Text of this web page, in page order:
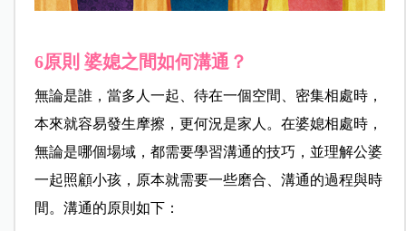
6原則 婆媳之間如何溝通？
無論是誰，當多人一起、待在一個空間、密集相處時，
本來就容易發生摩擦，更何況是家人。在婆媳相處時，
無論是哪個場域，都需要學習溝通的技巧，並理解公婆
一起照顧小孩，原本就需要一些磨合、溝通的過程與時
間。溝通的原則如下：